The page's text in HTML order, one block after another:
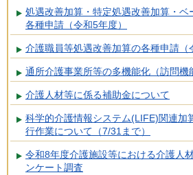
処遇改善加算・特定処遇改善加算・
各種申請（令和5年度）
介護職員等処遇改善加算の各種申請（
通所介護事業所等の多機能化（訪問機
介護人材等に係る補助金について
科学的介護情報システム(LIFE)関連加
行作業について（7/31まで）
令和8年度介護施設等における介護人
ンケート調査